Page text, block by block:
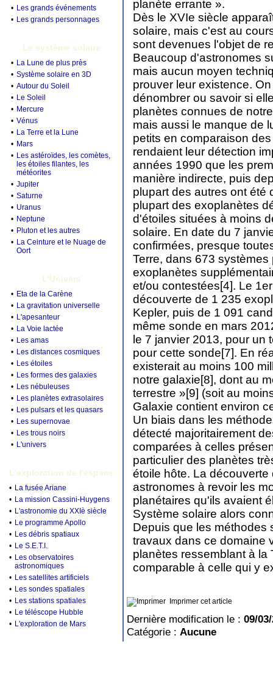
• Les grands événements
• Les grands personnages
Le système solaire
• La Lune de plus près
• Système solaire en 3D
• Autour du Soleil
• Le Soleil
• Mercure
• Vénus
• La Terre et la Lune
• Mars
• Les astéroïdes, les comètes,
les étoiles filantes, les
météorites
• Jupiter
• Saturne
• Uranus
• Neptune
• Pluton et les autres
• La Ceinture et le Nuage de
Oort
L'Univers
• Eta de la Carène
• La gravitation universelle
• L'apesanteur
• La Voie lactée
• Les amas
• Les distances cosmiques
• Les étoiles
• Les formes des galaxies
• Les nébuleuses
• Les planètes extrasolaires
• Les pulsars et les quasars
• Les supernovae
• Les trous noirs
• L'univers
L'exploration de l'espace
• La fusée Ariane
• La mission Cassini-Huygens
• L'astronomie du XXIè siècle
• Le programme Apollo
• Les débris spatiaux
• Le S.E.T.I.
• Les observatoires
astronomiques
• Les satellites artificiels
• Les sondes spatiales
• Les stations spatiales
• Le téléscope Hubble
• L'exploration de Mars
planète errante ».
Dès le XVIe siècle
solaire, mais c'est au
sont devenues l'objet de
Beaucoup d'astronomes
mais aucun moyen
prouver leur existence.
dénombrer ou savoir si
planètes connues de
mais aussi le manque de
petits en comparaison
rendaient leur détection
années 1990 que les
manière indirecte, puis
plupart des autres ont été
plupart des exoplanètes
d'étoiles situées à moins
solaire. En date du 7
confirmées, presque
Terre, dans 673
exoplanètes
et/ou contestées[4]. Le
découverte de 1 235
Kepler, puis de 1 091
même sonde en mars
le 7 janvier 2013, pour un
pour cette sonde[7]. En
existerait au moins 100
notre galaxie[8], dont au
terrestre »[9] (soit au
Galaxie contient environ
Un biais dans les
détecté majoritairement
comparées à celles
particulier des planètes
étoile hôte. La
astronomes à revoir les
planétaires qu'ils avaient
Système solaire alors
Depuis que les méthodes
travaux dans ce domaine
planètes ressemblant à la
comparable à celle qui y
Imprimer cet article
Dernière modification le : 09/
Catégorie : Aucune